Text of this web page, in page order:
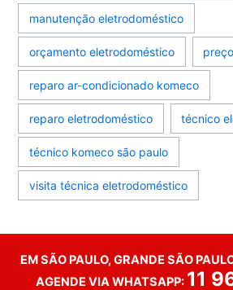
manutenção eletrodoméstico
orçamento eletrodoméstico
reparo ar-condicionado komeco
reparo eletrodoméstico técnico
técnico komeco são paulo
visita técnica eletrodoméstico
EM SÃO PAULO, GRANDE SÃO
AGENDE VIA WHATSAPP: 11